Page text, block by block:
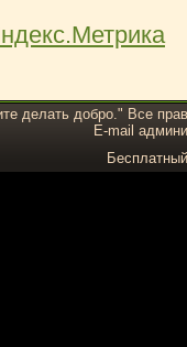
делать добро." Все
E-mail